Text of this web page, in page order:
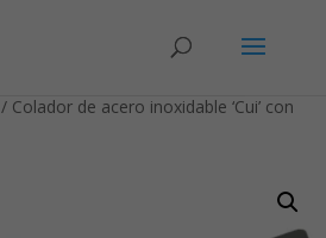
/ Colador de acero inoxidable ‘Cui’ con